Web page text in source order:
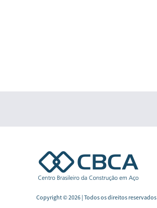
Copyright © 2026 | Todos os direitos reservados